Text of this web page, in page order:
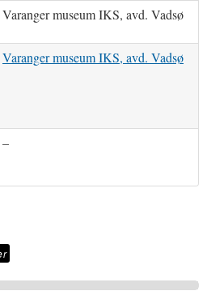
Varanger museum IKS, avd. Vadsø
Varanger museum IKS, avd. Vadsø
–